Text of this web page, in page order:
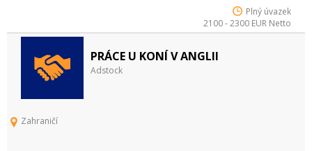
Plný úvazek
2100 - 2300 EUR Netto
PRÁCE U KONÍ V ANGLII
Adstock
Zahraničí